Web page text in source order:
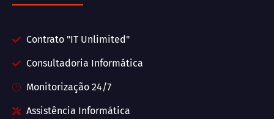
Contrato "IT Unlimited"
Consultadoria Informática
Monitorização 24/7
Assistência Informática